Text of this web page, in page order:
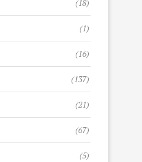
(18)
(1)
(16)
(137)
(21)
(67)
(5)